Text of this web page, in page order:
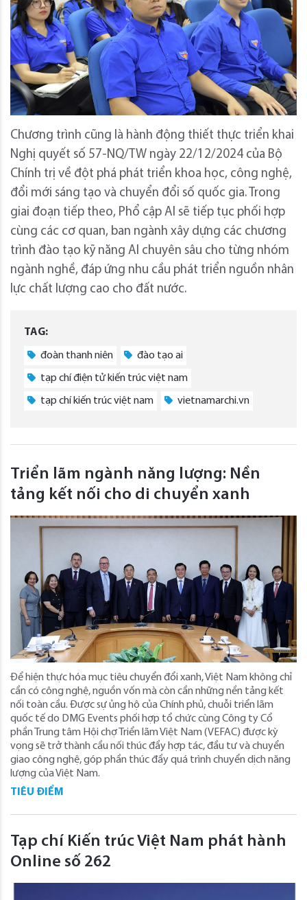
Chương trình cũng là hành động thiết thực triển khai
Nghị quyết số 57-NQ/TW ngày 22/12/2024 của Bộ
Chính trị về đột phá phát triển khoa học, công nghệ,
đổi mới sáng tạo và chuyển đổi số quốc gia. Trong
giai đoạn tiếp theo, Phổ cập AI sẽ tiếp tục phối hợp
cùng các cơ quan, ban ngành xây dựng các chương
trình đào tạo kỹ năng AI chuyên sâu cho từng nhóm
ngành nghề, đáp ứng nhu cầu phát triển nguồn nhân
lực chất lượng cao cho đất nước.
TAG:
đoàn thanh niên đào tạo ai
tạp chí điện tử kiến trúc việt nam
tạp chí kiến trúc việt nam vietnamarchi.vn
Triển lãm ngành năng lượng: Nền
tảng kết nối cho di chuyển xanh
Để hiện thực hóa mục tiêu chuyển đổi xanh, Việt Nam không chỉ
cần có công nghệ, nguồn vốn mà còn cần những nền tảng kết
nối toàn cầu. Được sự ủng hộ của Chính phủ, chuỗi triển lãm
quốc tế do DMG Events phối hợp tổ chức cùng Công ty Cổ
phần Trung tâm Hội chợ Triển lãm Việt Nam (VEFAC) được kỳ
vọng sẽ trở thành cầu nối thúc đẩy hợp tác, đầu tư và chuyển
giao công nghệ, góp phần thúc đẩy quá trình chuyển dịch năng
lượng của Việt Nam.
TIÊU ĐIỂM
Tạp chí Kiến trúc Việt Nam phát hành
Online số 262